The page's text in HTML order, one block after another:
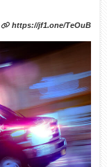
https://jf1.one/TeOuB